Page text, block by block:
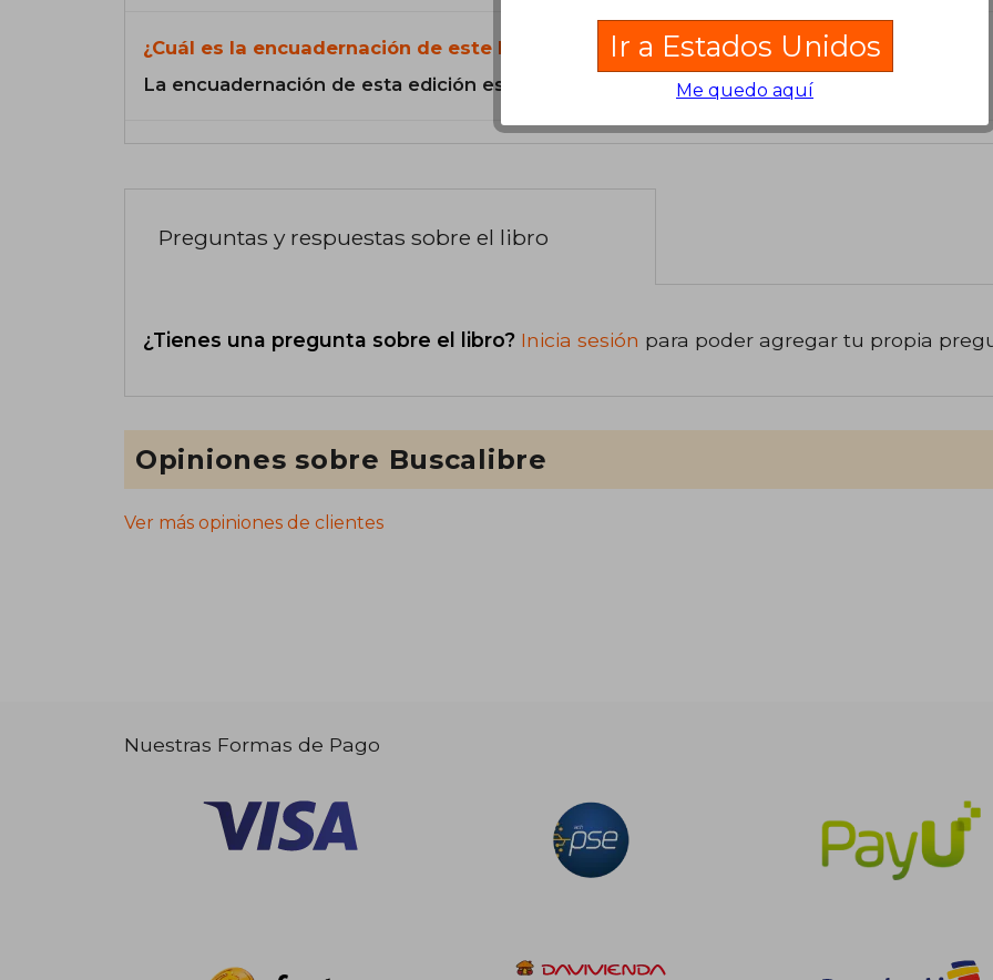
¿Cuál es la encuadernación de este libro?
La encuadernación de esta edición es Tapa Blanda.
Preguntas y respuestas sobre el libro
¿Tienes una pregunta sobre el libro? Inicia sesión para poder agregar tu propia
Opiniones sobre Buscalibre
Ver más opiniones de clientes
Nuestras Formas de Pago
Ir a Estados Unidos
Me quedo aquí